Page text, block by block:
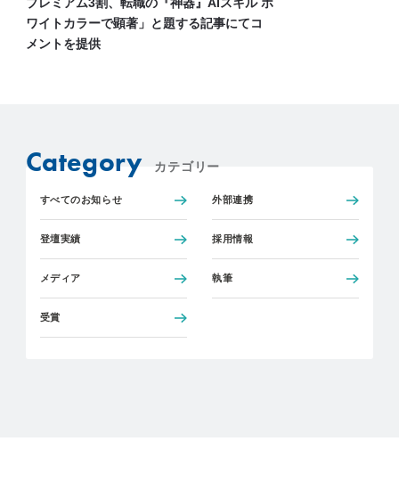
ワイトカラーで顕著」と題する記事にてコ
メントを提供
Category カテゴリー
すべてのお知らせ 外部連携
登壇実績 採用情報
メディア 執筆
受賞